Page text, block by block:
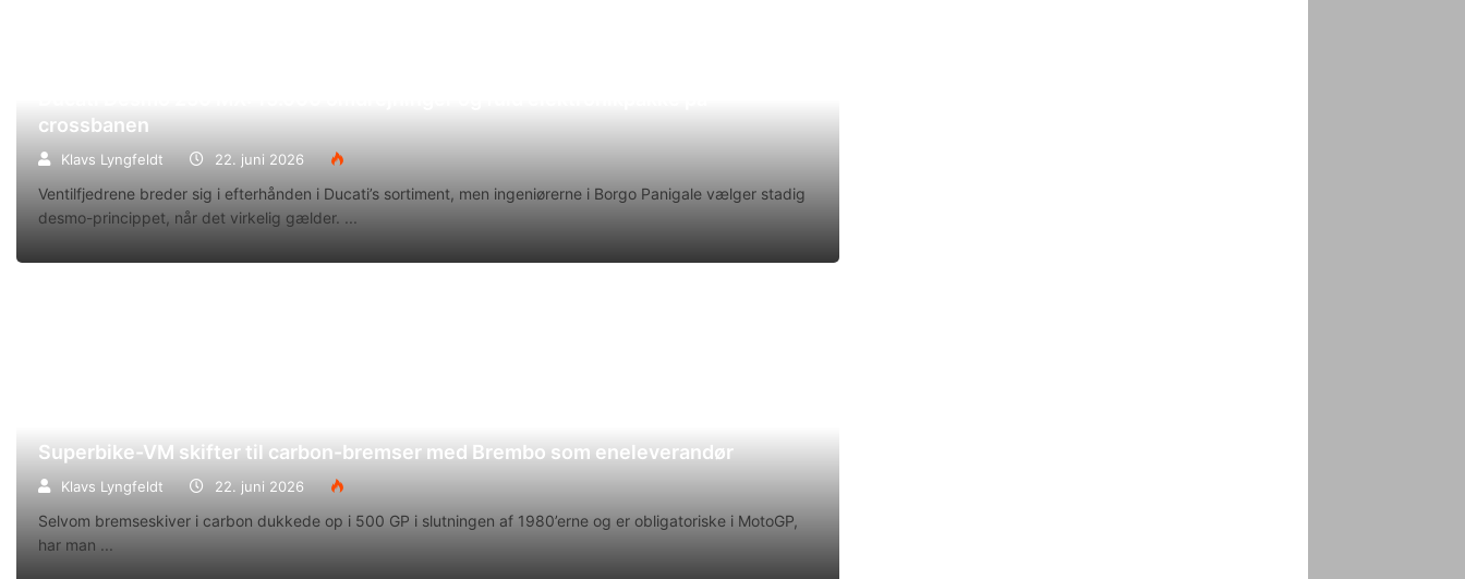
crossbanen
Klavs Lyngfeldt 22. juni 2026
Ventilfjedrene breder sig i efterhånden i Ducati’s sortiment, men ingeniørerne i Borgo Panigale vælger stadig
desmo-princippet, når det virkelig gælder.
Superbike-VM skifter til carbon-bremser med Brembo som eneleverandør
Klavs Lyngfeldt 22. juni 2026
Selvom bremseskiver i carbon dukkede op i 500 GP i slutningen af 1980’erne og er obligatoriske i MotoGP,
har man